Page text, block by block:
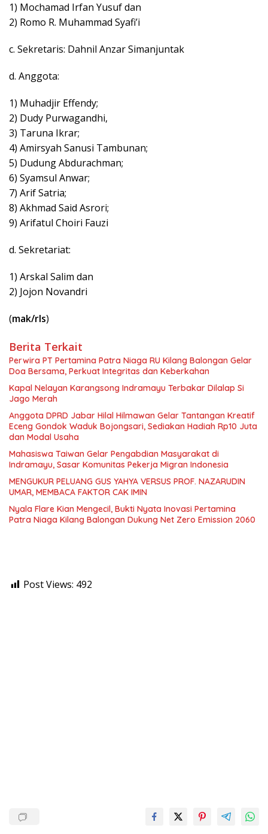
1) Mochamad Irfan Yusuf dan
2) Romo R. Muhammad Syafi’i
c. Sekretaris: Dahnil Anzar Simanjuntak
d. Anggota:
1) Muhadjir Effendy;
2) Dudy Purwagandhi,
3) Taruna Ikrar;
4) Amirsyah Sanusi Tambunan;
5) Dudung Abdurachman;
6) Syamsul Anwar;
7) Arif Satria;
8) Akhmad Said Asrori;
9) Arifatul Choiri Fauzi
d. Sekretariat:
1) Arskal Salim dan
2) Jojon Novandri
(mak/rls)
Berita Terkait
Perwira PT Pertamina Patra Niaga RU Kilang Balongan Gelar
Doa Bersama, Perkuat Integritas dan Keberkahan
Kapal Nelayan Karangsong Indramayu Terbakar Dilalap Si
Jago Merah
Anggota DPRD Jabar Hilal Hilmawan Gelar Tantangan Kreatif
Eceng Gondok Waduk Bojongsari, Sediakan Hadiah Rp10 Juta
dan Modal Usaha
Mahasiswa Taiwan Gelar Pengabdian Masyarakat di
Indramayu, Sasar Komunitas Pekerja Migran Indonesia
MENGUKUR PELUANG GUS YAHYA VERSUS PROF. NAZARUDIN
UMAR, MEMBACA FAKTOR CAK IMIN
Nyala Flare Kian Mengecil, Bukti Nyata Inovasi Pertamina
Patra Niaga Kilang Balongan Dukung Net Zero Emission 2060
Post Views: 492